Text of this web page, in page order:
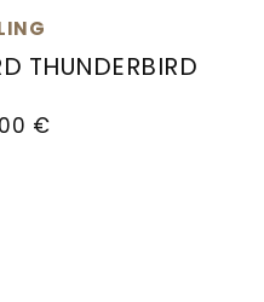
THUNDERBIRD
€